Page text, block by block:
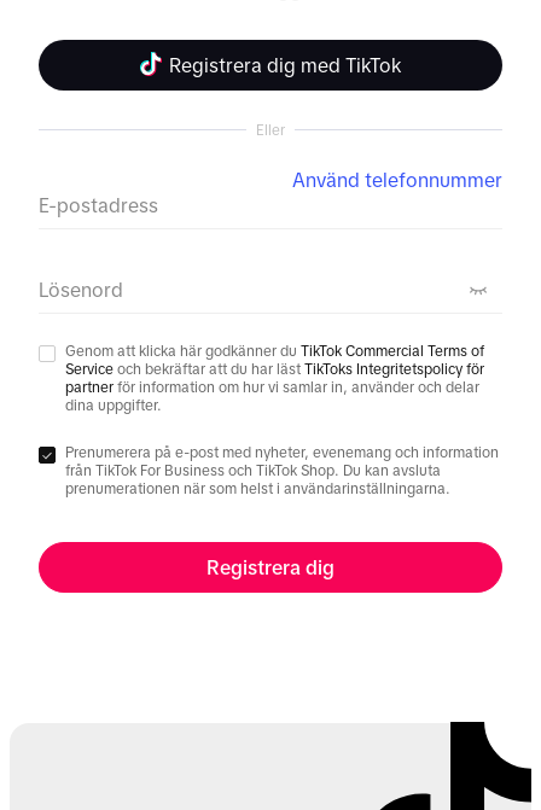
Registrera dig med TikTok
Eller
E-postadress
Använd telefonnummer
Lösenord
Genom att klicka här godkänner du TikTok Commercial Terms of
Service och bekräftar att du har läst TikToks Integritetspolicy för
partner för information om hur vi samlar in, använder och delar
dina uppgifter.
Prenumerera på e-post med nyheter, evenemang och information
från TikTok For Business och TikTok Shop. Du kan avsluta
prenumerationen när som helst i användarinställningarna.
Registrera dig